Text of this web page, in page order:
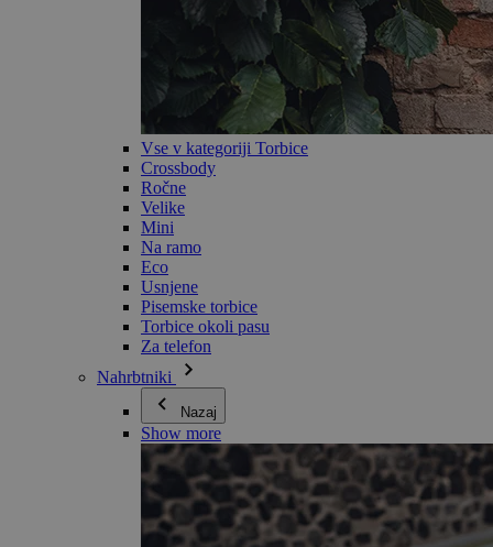
Vse v kategoriji Torbice
Crossbody
Ročne
Velike
Mini
Na ramo
Eco
Usnjene
Pisemske torbice
Torbice okoli pasu
Za telefon
Nahrbtniki
Nazaj
Show more